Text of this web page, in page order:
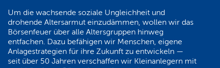
Um die wachsende soziale Ungleichheit und
drohende Altersarmut einzudämmen, wollen wir das
Börsenfeuer über alle Altersgruppen hinweg
entfachen. Dazu befähigen wir Menschen, eigene
Anlagestrategien für ihre Zukunft zu entwickeln —
seit über 50 Jahren verschaffen wir Kleinanlegern mit